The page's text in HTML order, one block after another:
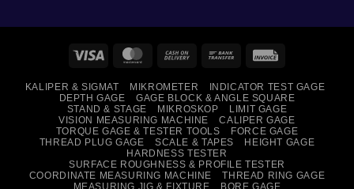
Visa MasterCardCash
Delivery
Bank
KALIPER & SIGMAT MIKROMETER
INDICATOR TEST GAGE
DEPTH GAGE
GAGE BLOCK & ANGLE SQUARE
STAND & STAGE
MIKROSKOP
LIMIT GAGE
VISION MEASURING MACHINE
CALIPER GAGE
TORQUE GAGE & TESTER TOOLS
FORCE GAGE
THREAD PLUG GAGE
SCALE & TAPES
HEIGHT GAGE
HARDNESS TESTER
SURFACE ROUGHNESS & PROFILE TESTER
COORDINATE MEASURING MACHINE
THREAD RING GAGE